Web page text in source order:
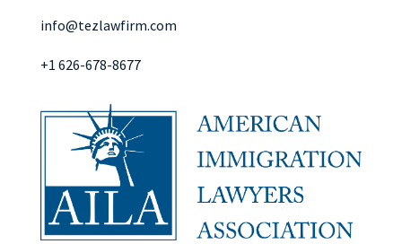
info@tezlawfirm.com
+1 626-678-8677